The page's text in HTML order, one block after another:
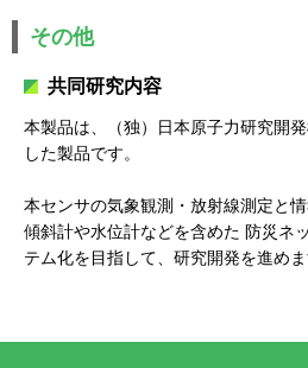
その他
共同研究内容
本製品は、（独）日本原子力研究開
した製品です。
本センサの気象観測・放射線測定と
傾斜計や水位計などを含めた 防災ネ
テム化を目指して、研究開発を進めま